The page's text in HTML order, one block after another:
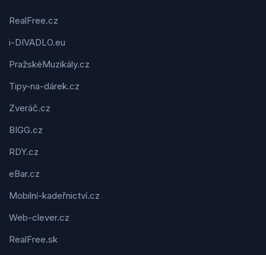
RealFree.cz
i-DIVADLO.eu
PražskéMuzikály.cz
Tipy-na-dárek.cz
Zveráč.cz
BIGG.cz
RDY.cz
eBar.cz
Mobilní-kadeřnictví.cz
Web-clever.cz
RealFree.sk